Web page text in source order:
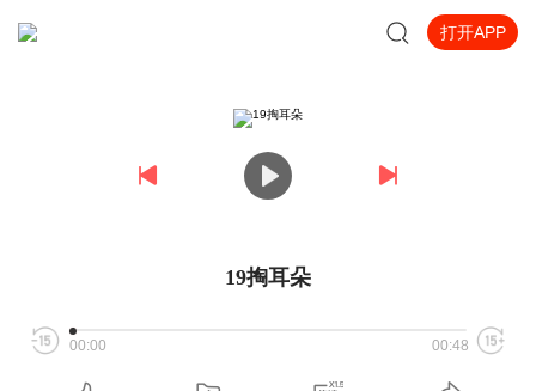
打开APP
19掏耳朵
00:00 00:48